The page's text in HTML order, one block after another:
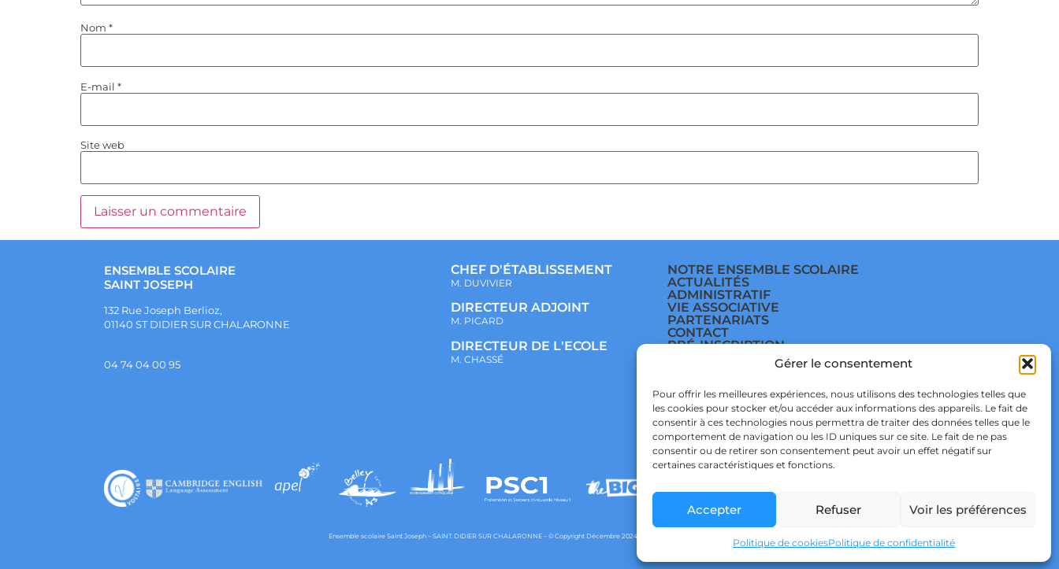
Gérer le consentement
Pour offrir les meilleures expériences, nous utilisons des technologies telles que
les cookies pour stocker et/ou accéder aux informations des appareils. Le fait de
consentir à ces technologies nous permettra de traiter des données telles que le
comportement de navigation ou les ID uniques sur ce site. Le fait de ne pas
consentir ou de retirer son consentement peut avoir un effet négatif sur
certaines caractéristiques et fonctions.
Accepter Refuser Voir les préférences
Politique de cookiesPolitique de confidentialité
Nom *
E-mail *
Site web
ENSEMBLE SCOLAIRE
SAINT JOSEPH
132 Rue Joseph Berlioz,
01140 ST DIDIER SUR CHALARONNE
04 74 04 00 95
CHEF D'ÉTABLISSEMENT
M. DUVIVIER
DIRECTEUR ADJOINT
M. PICARD
DIRECTEUR DE L'ECOLE
M. CHASSÉ
NOTRE ENSEMBLE SCOLAIRE
ACTUALITÉS
ADMINISTRATIF
VIE ASSOCIATIVE
PARTENARIATS
CONTACT
PRÉ-INSCRIPTION
POLITIQUE DE
CONFIDENTIALITÉ & RGPD
POLITIQUE DE COOKIES
Ensemble scolaire Saint Joseph – SAINT DIDIER SUR CHALARONNE – © Copyright Décembre 2024 – Powered by